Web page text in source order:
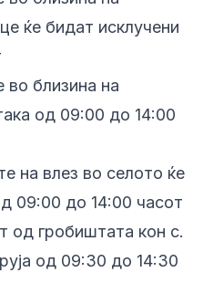
ќе бидат исклучени
во близина на
од 09:00 до 14:00
на влез во селото ќе
09:00 до 14:00 часот
од гробиштата кон с.
од 09:30 до 14:30